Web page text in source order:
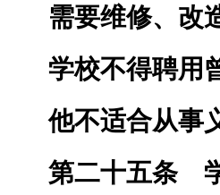
需要维修、改
学校不得聘用
他不适合从事
第二十五条